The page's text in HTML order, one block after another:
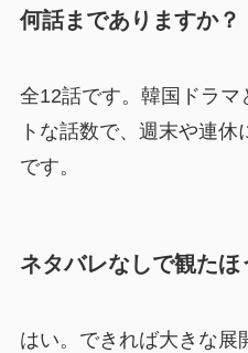
何話までありますか？
全12話です。韓国ドラマ
トな話数で、週末や連
です。
ネタバレなしで観たほ
はい。できれば大きな展